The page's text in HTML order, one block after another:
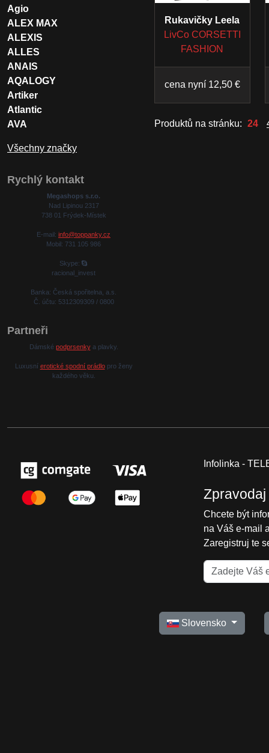
Rukavičky Leela
LivCo CORSETTI
FASHION
cena nyní 12,50 €
Produktů na stránku: 24
Agio
ALEX MAX
ALEXIS
ALLES
ANAIS
AQALOGY
Artiker
Atlantic
AVA
Všechny značky
Rychlý kontakt
Megashops s.r.o.
Nad Lipinou 2317
738 01 Frýdek-Místek
E-mail: info@toppanky.cz
Mobil: 731 105 986
Skype:
racional_invest
Banka: Česká spořitelna, a.s.
Č. účtu: 5312309309 / 0800
Partneři
Dámské podprsenkya plavky.
Luxusní erotické spodní prádlopro ženy
každého věku.
Infolinka -
Zpravodaj
Chcete být
na Váš e-mail
Zaregistruj te
Slovensko